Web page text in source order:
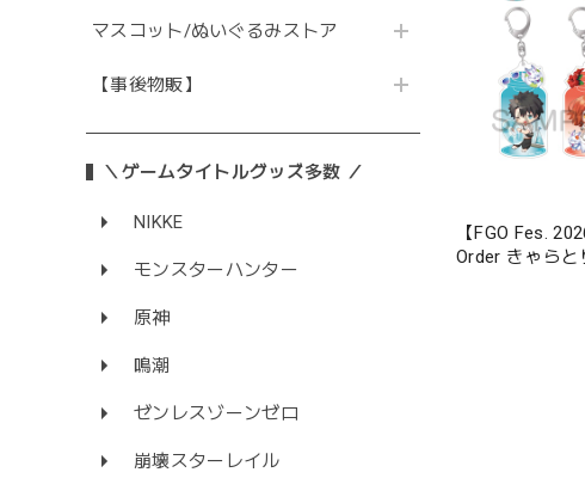
マスコット/ぬいぐるみストア
【事後物販】
＼ゲームタイトルグッズ多数 ／
NIKKE
モンスターハンター
原神
鳴潮
ゼンレスゾーンゼロ
崩壊スターレイル
【FGO Fes.
Order きゃらと